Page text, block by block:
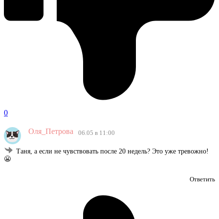
0
Оля_Петрова 06.05 в 11:00
Таня, а если не чувствовать после 20 недель? Это уже тревожно!
😬
Ответить